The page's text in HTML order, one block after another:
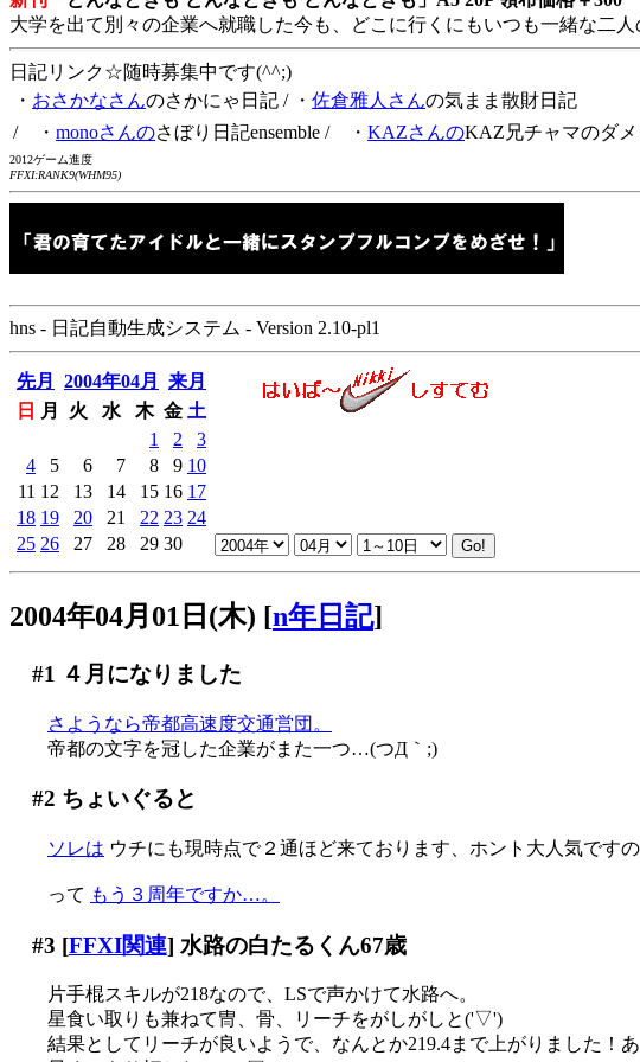
大学を出て別々の企業へ就職した今も、どこに行くにもいつも一緒な二
日記リンク☆随時募集中です(^^;)
・ おさかなさんのさかにゃ日記 / ・ 佐倉雅人さんの気まま散財日記
/ ・ monoさんのさぼり日記ensemble / ・ KAZさんのKAZ兄チャマのダメ
2012ゲーム進度
FFXI:RANK9(WHM95)
hns - 日記自動生成システム - Version 2.10-pl1
先月 2004年04月
来月
日
月 火 水 木 金 土
1
2
3
4
5 6 7 8 9 10
11 12 13 14 15 16 17
18 19 20 21 22 23 24
25 26 27 28 29 30
2004年04月01日(木) [n年日記]
#1 ４月になりました
さようなら帝都高速度交通営団。
帝都の文字を冠した企業がまた一つ…(つД｀;)
#2 ちょいぐると
ソレは ウチにも現時点で２通ほど来ております、ホント大人気です
って もう３周年ですか…。
#3 [FFXI関連] 水路の白たるくん67歳
片手棍スキルが218なので、LSで声かけて水路へ。
星食い取りも兼ねて冑、骨、リーチをがしがしと('▽')
結果としてリーチが良いようで、なんとか219.4まで上がりました！あ